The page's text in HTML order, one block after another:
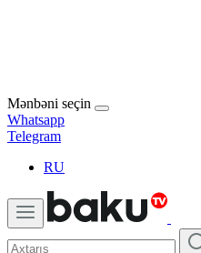
Mənbəni seçin
Whatsapp
Telegram
RU